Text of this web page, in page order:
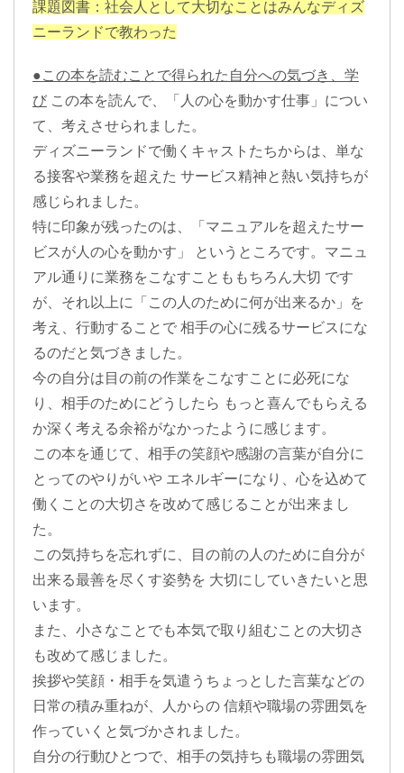
課題図書：社会人として大切なことはみんなディズ
ニーランドで教わった
●この本を読むことで得られた自分への気づき、学
び この本を読んで、「人の心を動かす仕事」につい
て、考えさせられました。
ディズニーランドで働くキャストたちからは、単な
る接客や業務を超えた サービス精神と熱い気持ちが
感じられました。
特に印象が残ったのは、「マニュアルを超えたサー
ビスが人の心を動かす」 というところです。マニュ
アル通りに業務をこなすことももちろん大切 です
が、それ以上に「この人のために何が出来るか」を
考え、行動することで 相手の心に残るサービスにな
るのだと気づきました。
今の自分は目の前の作業をこなすことに必死にな
り、相手のためにどうしたら もっと喜んでもらえる
か深く考える余裕がなかったように感じます。
この本を通じて、相手の笑顔や感謝の言葉が自分に
とってのやりがいや エネルギーになり、心を込めて
働くことの大切さを改めて感じることが出来まし
た。
この気持ちを忘れずに、目の前の人のために自分が
出来る最善を尽くす姿勢を 大切にしていきたいと思
います。
また、小さなことでも本気で取り組むことの大切さ
も改めて感じました。
挨拶や笑顔・相手を気遣うちょっとした言葉などの
日常の積み重ねが、人からの 信頼や職場の雰囲気を
作っていくと気づかされました。
自分の行動ひとつで、相手の気持ちも職場の雰囲気